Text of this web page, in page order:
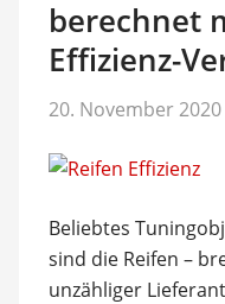
berechnet
Effizienz-
20. November 2020
Beliebtes
sind die Reifen –
unzähliger